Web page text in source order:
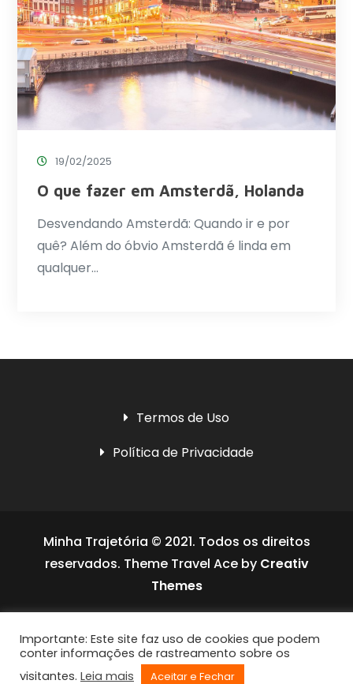
19/02/2025
O que fazer em Amsterdã, Holanda
Desvendando Amsterdã: Quando ir e por
quê? Além do óbvio Amsterdã é linda em
qualquer…
Termos de Uso
Política de Privacidade
Minha Trajetória © 2021. Todos os direitos
reservados. Theme Travel Ace by Creativ
Themes
Importante: Este site faz uso de cookies que podem
conter informações de rastreamento sobre os
visitantes. Leia mais Aceitar e Fechar
UltimatelySocial